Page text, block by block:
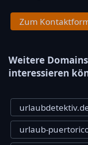
Zum
Weitere
interessieren
urlaub-